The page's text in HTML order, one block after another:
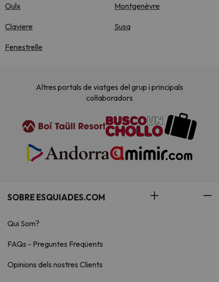
Oulx Montgenèvre
Claviere Susa
Fenestrelle
Altres portals de viatges del grup i principals
col·laboradors
SOBRE ESQUIADES.COM
Qui Som?
FAQs - Preguntes Freqüents
Opinions dels nostres Clients